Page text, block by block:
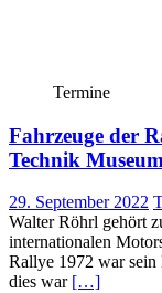
Termine
Fahrzeuge der
Technik
29. September 2022
Walter Röhrl gehört
internationalen
Rallye 1972 war
dies war […]